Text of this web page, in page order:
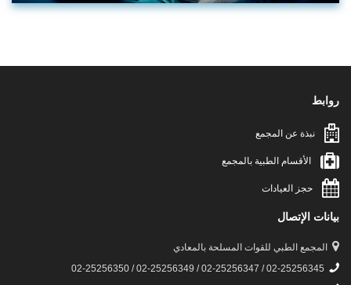
روابط
نبذة عن المجمع
الأقسام الطبية بالمجمع
حجز العيادات
بيانات الإتصال
المجمع الطبي للقوات المسلحة بالمعادي